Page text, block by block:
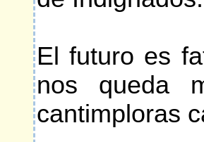
El futuro es
nos queda
cantimploras